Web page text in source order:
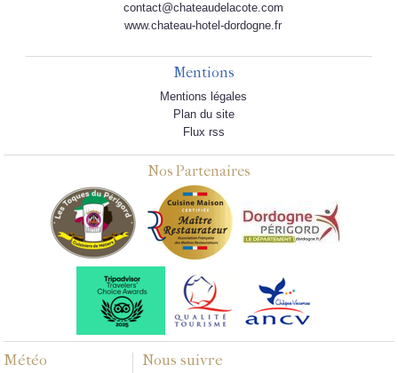
contact@chateaudelacote.com
www.chateau-hotel-dordogne.fr
Mentions
Mentions légales
Plan du site
Flux rss
Nos Partenaires
Météo Nous suivre